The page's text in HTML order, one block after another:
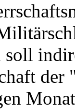
soll
der